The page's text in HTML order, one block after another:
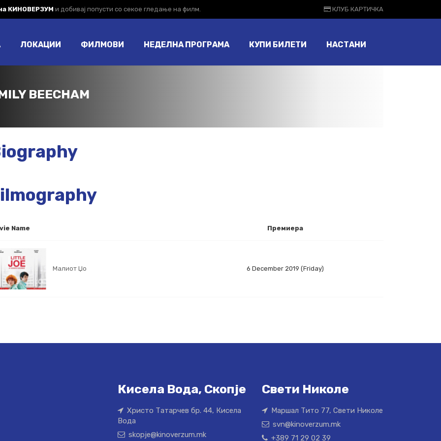
КИНОВЕРЗУМ и добивај попусти со секое гледање на филм. КЛУБ КАРТИЧКА
ЛОКАЦИИ ФИЛМОВИ НЕДЕЛНА ПРОГРАМА КУПИ БИЛЕТИ НАСТАНИ
BEECHAM
Name Премиера
Малиот Џо 6 December 2019 (Friday)
Кисела Вода, Скопје
Христо Татарчев бр. 44, Кисела
Вода
skopje@kinoverzum.mk
Свети Николе
Маршал Тито 77, Свети Николе
svn@kinoverzum.mk
+389 71 29 02 39